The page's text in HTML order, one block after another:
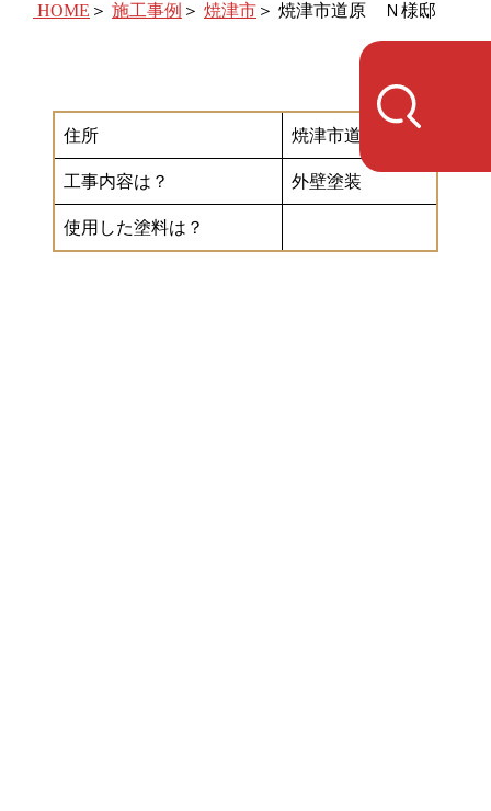
HOME ＞ 施工事例 ＞ 焼津市 ＞ 焼津市道原 Ｎ様邸
住所 焼津市道原
工事内容は？ 外壁塗装
使用した塗料は？